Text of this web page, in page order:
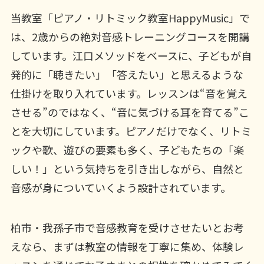
当教室「ピアノ・リトミック教室HappyMusic」で
は、2歳からの絶対音感トレーニングコースを開講
しています。江口メソッドをベースに、子どもが自
発的に「聴きたい」「答えたい」と思えるような
仕掛けを取り入れています。レッスンは“音を覚え
させる”のではなく、“音に気づける耳を育てる”こ
とを大切にしています。ピアノだけでなく、リトミ
ックや歌、遊びの要素も多く、子どもたちの「楽
しい！」という気持ちを引き出しながら、自然と
音感が身についていくよう設計されています。
柏市・我孫子市で音感教育を受けさせたいとお考
えなら、まずは教室の情報を丁寧に集め、体験レ